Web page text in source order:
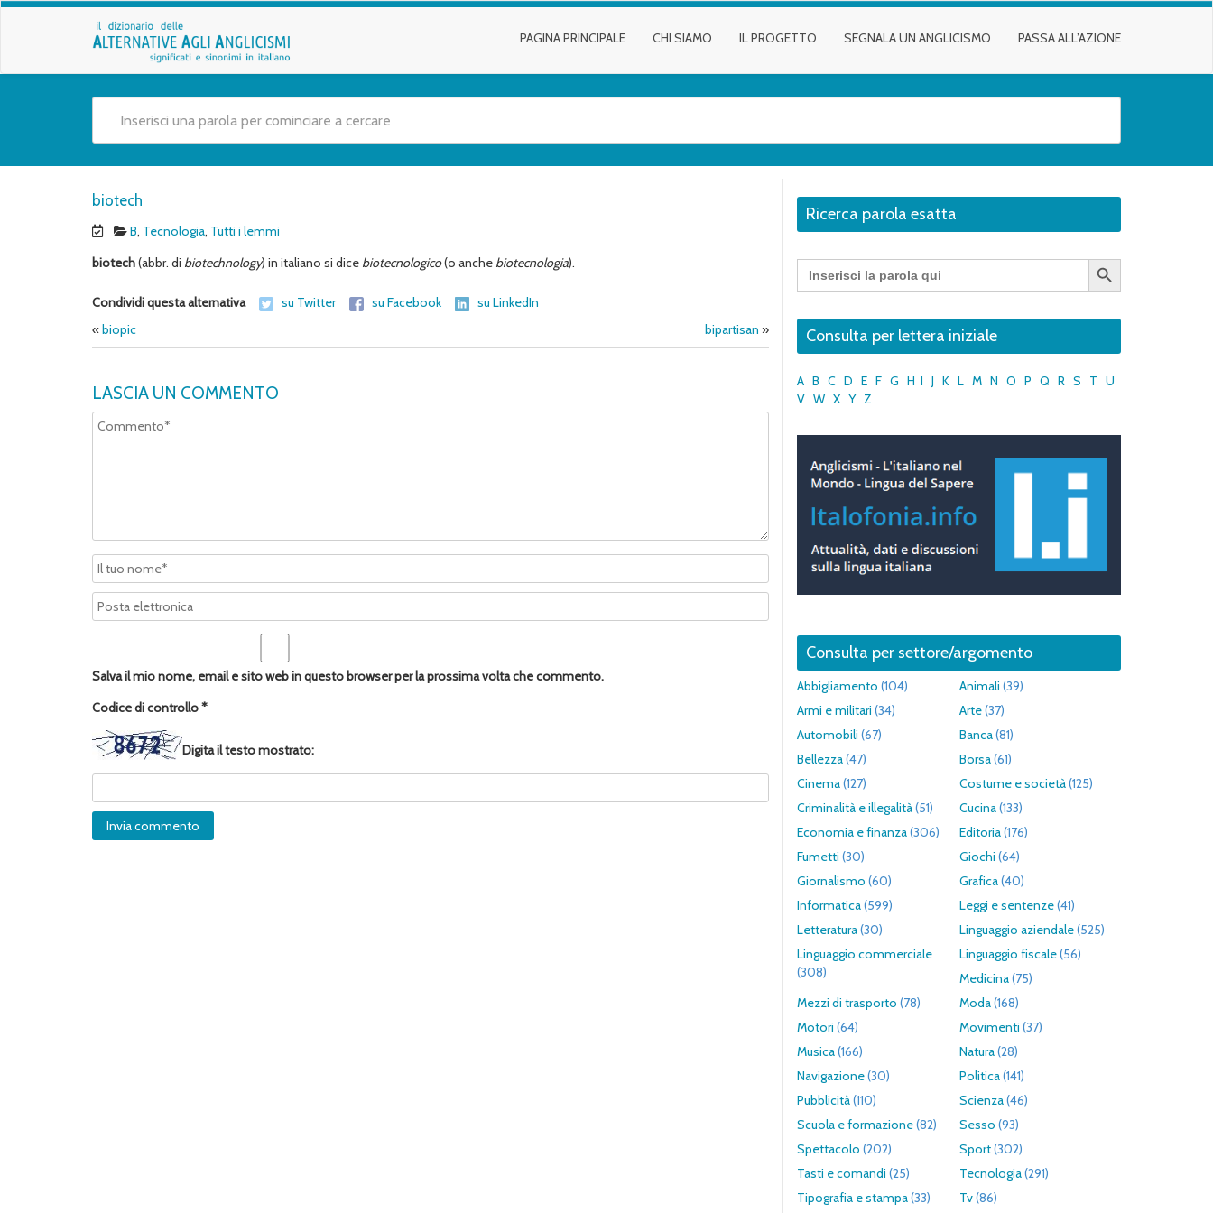
PAGINA PRINCIPALE CHI SIAMO IL PROGETTO SEGNALA UN ANGLICISMO PASSA ALL’AZIONE
biotech
B, Tecnologia, Tutti i lemmi
biotech(abbr. di biotechnology) in italiano si dice biotecnologico(o anche biotecnologia).
Condividi questa alternativa su Twitter su Facebook
su LinkedIn
«biopic bipartisan »
LASCIA UN COMMENTO
Salva il mio nome, email e sito web in questo browser per la prossima volta che commento.
Codice di controllo*
Digita il testo mostrato:
Ricerca parola esatta
Search
for:
Search Button
Consulta per lettera iniziale
A B C D E F G H I J K L M N O P Q R S T U
V W X Y Z
Consulta per settore/argomento
Abbigliamento (104) Animali (39)
Armi e militari (34) Arte(37)
Automobili (67) Banca(81)
Bellezza(47) Borsa(61)
Cinema(127) Costume e società(125)
Criminalità e illegalità(51) Cucina(133)
Economia e finanza(306) Editoria(176)
Fumetti (30) Giochi (64)
Giornalismo (60) Grafica(40)
Informatica(599) Leggi e sentenze(41)
Letteratura(30) Linguaggio aziendale(525)
Linguaggio commerciale
(308)
Linguaggio fiscale(56)
Medicina(75)
Mezzi di trasporto (78) Moda(168)
Motori (64) Movimenti (37)
Musica(166) Natura(28)
Navigazione(30) Politica(141)
Pubblicità(110) Scienza(46)
Scuola e formazione(82) Sesso (93)
Spettacolo (202) Sport(302)
Tasti e comandi (25) Tecnologia(291)
Tipografia e stampa(33) Tv(86)